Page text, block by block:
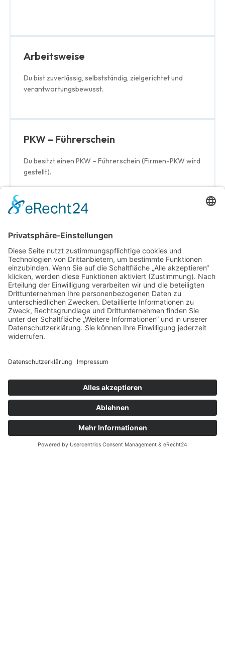
Arbeitsweise
Du bist zuverlässig, selbstständig, zielgerichtet und
verantwortungsbewusst.
PKW – Führerschein
Du besitzt einen PKW – Führerschein (Firmen-PKW wird
gestellt).
Denn wir suchen jemanden
mit folgenden Erfahrungen:
✓Haustechnik
✓
Fachspezifische
Berechnungen